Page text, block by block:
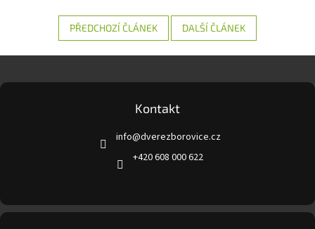
PŘEDCHOZÍ ČLÁNEK DALŠÍ ČLÁNEK
p
Kontakt
info@dverezborovice.cz
+420 608 000 622